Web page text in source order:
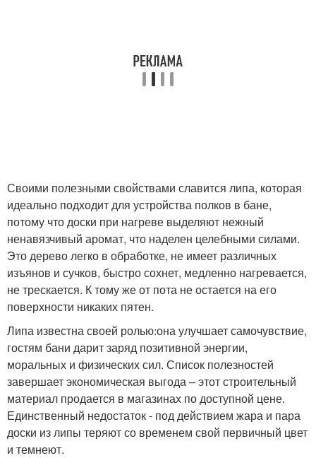
Своими полезными свойствами славится липа, которая
идеально подходит для устройства полков в бане,
потому что доски при нагреве выделяют нежный
ненавязчивый аромат, что наделен целебными силами.
Это дерево легко в обработке, не имеет различных
изъянов и сучков, быстро сохнет, медленно нагревается,
не трескается. К тому же от пота не остается на его
поверхности никаких пятен.
Липа известна своей ролью׃ она улучшает самочувствие,
гостям бани дарит заряд позитивной энергии,
моральных и физических сил. Список полезностей
завершает экономическая выгода – этот строительный
материал продается в магазинах по доступной цене.
Единственный недостаток - под действием жара и пара
доски из липы теряют со временем свой первичный цвет
и темнеют.